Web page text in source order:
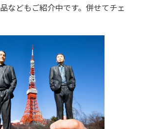
などもご紹介中です。併せてチェ